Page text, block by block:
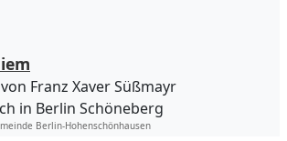
Franz Xaver Süßmayr
in Berlin Schöneberg
Berlin-Hohenschönhausen